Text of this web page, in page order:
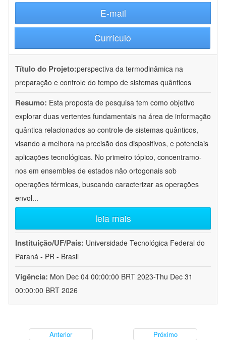
E-mail
Currículo
Título do Projeto:perspectiva da termodinâmica na
preparação e controle do tempo de sistemas quânticos
Resumo: Esta proposta de pesquisa tem como objetivo
explorar duas vertentes fundamentais na área de informação
quântica relacionados ao controle de sistemas quânticos,
visando a melhora na precisão dos dispositivos, e potenciais
aplicações tecnológicas. No primeiro tópico, concentramo-
nos em ensembles de estados não ortogonais sob
operações térmicas, buscando caracterizar as operações
envol...
leia mais
Instituição/UF/País: Universidade Tecnológica Federal do
Paraná - PR - Brasil
Vigência: Mon Dec 04 00:00:00 BRT 2023-Thu Dec 31
00:00:00 BRT 2026
Anterior Próximo